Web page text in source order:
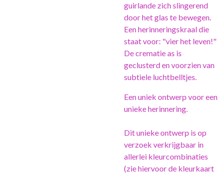
guirlande zich slingerend
door het glas te bewegen.
Een herinneringskraal die
staat voor: "vier het leven!"
De crematie as is
geclusterd en voorzien van
subtiele luchtbelltjes.
Een uniek ontwerp voor een
unieke herinnering.
Dit unieke ontwerp is op
verzoek verkrijgbaar in
allerlei kleurcombinaties
(zie hiervoor de kleurkaart